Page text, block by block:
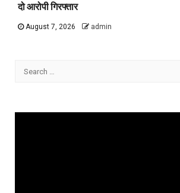
दो आरोपी गिरफ्तार
August 7, 2026 admin
Search